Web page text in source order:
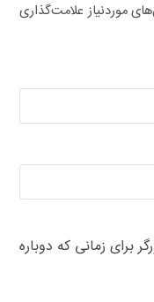
موردنیاز علامت‌گذاری
برای زمانی که دوباره